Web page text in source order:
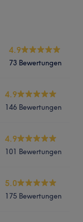
4.9
73 Bewertungen
4.9
146 Bewertungen
4.9
101 Bewertungen
5.0
175 Bewertungen